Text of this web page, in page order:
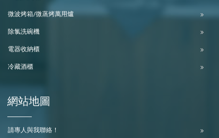
微波烤箱/微蒸烤萬用爐
除氯洗碗機
電器收納櫃
冷藏酒櫃
網站地圖
請專人與我聯絡！